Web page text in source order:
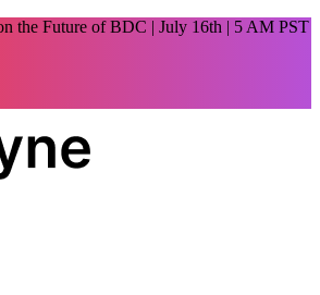
the Future of BDC | July 16th | 5 AM PST